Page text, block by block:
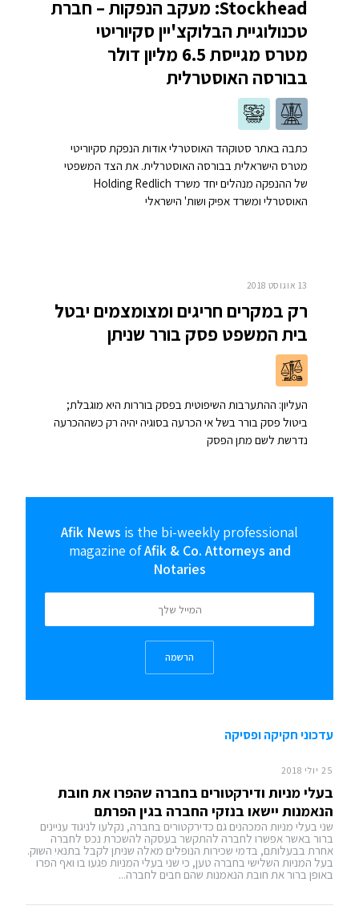
Afik News is the bi-weekly professional
magazine ofAfik & Co. Attorneys and
Notaries
הרשמה
Stockhead: מעקב הנפקות – חברת
טכנולוגיית הבלוקצ'יין סקיוריטי
מטרס מגייסת 6.5 מליון דולר
בבורסה האוסטרלית
כתבה באתר סטוקהד האוסטרלי אודות הנפקת סקיוריטי
מטרס הישראלית בבורסה האוסטרלית. את הצד המשפטי
של ההנפקה מנהלים יחד משרד Holding Redlich
האוסטרלי ומשרד אפיק ושות' הישראלי
13 אוגוסט 2018
רק במקרים חריגים ומצומצמים יבטל
בית המשפט פסק בורר שניתן
העליון: ההתערבות השיפוטית בפסק בוררות היא מוגבלת;
ביטול פסק בורר בשל אי הכרעה בסוגיה יהיה רק כשההכרעה
נדרשת לשם מתן הפסק
עדכוני חקיקה ופסיקה
25 יולי 2018
בעלי מניות ודירקטורים בחברה שהפרו את חובת
הנאמנות יישאו בנזקי החברה בגין הפרתם
שני בעלי מניות המכהנים גם כדירקטורים בחברה, נקלעו לניגוד עניינים
ברור באשר אפשרו לחברה להתקשר בעסקה להשכרת נכס לחברה
אחרת בבעלותם, בדמי שכירות הנופלים מאלה שניתן לקבל בתנאי השוק.
בעל המניות השלישי בחברה טען, כי שני בעלי המניות פגעו בו ואף הפרו
באופן ברור את חובת הנאמנות שהם חבים לחברה...